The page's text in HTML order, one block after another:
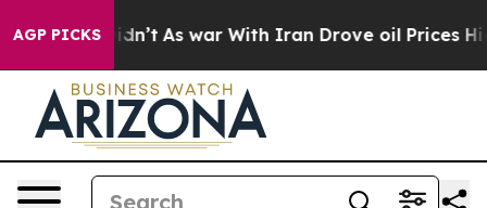
AGP PICKS
it Didn’t As war With Iran Drove oil Prices Higher,